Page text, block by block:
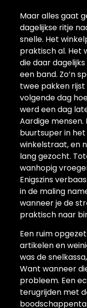
Maar alles gaat
dagelijkse ritje
snelle. Het
praktisch al. Het
die daar
een band. Zo’n
twee pakken
volgende dag
werd een dag
Aardige mensen.
buurtsuper in
winkelstraat, en
lang gezocht.
wanhopig
Enigszins
in de maling
wanneer je de
praktisch naar
Een ruim
artikelen en
was de
Want wanneer
probleem. Een
terugrijden met